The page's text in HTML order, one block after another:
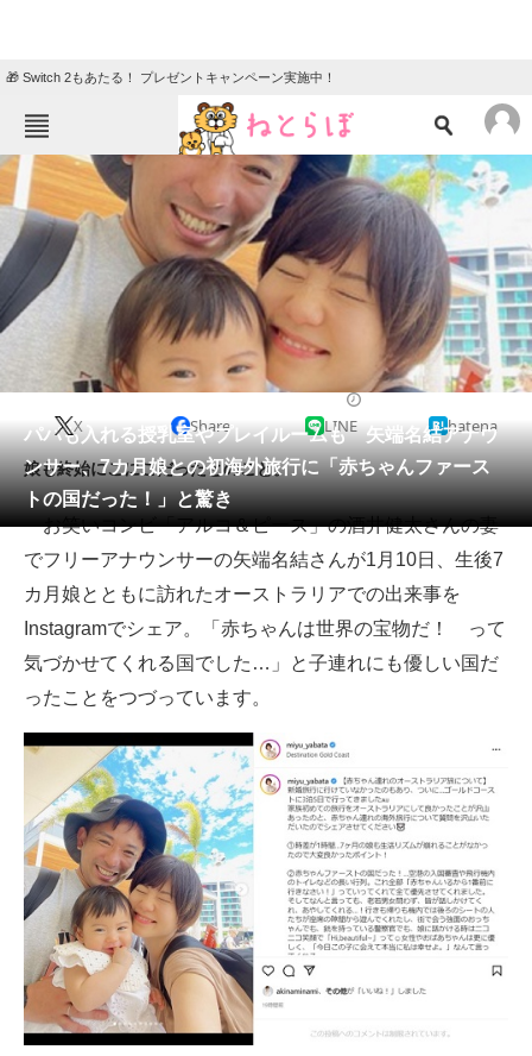
🎁 Switch 2もあたる！ プレゼントキャンペーン実施中！
ねとらぼメニュー
TOP ニュース
エンタメ クイズ
グルメ
教育・育児
リサーチ
会員記事
メディア
注目記事を集めた総合ページ
ITの今と未来を見通す
スマホと通信の最新トレンド
好きが集まる 比べて選べる
ビジネスと働き方のヒント
AI活用のいまが分かる
企業ITのトレンドを詳説
経営リーダーのコミュニティ
マーケ×ITの今がよく分かる
ITエンジニア向け専門サイト
パパも入れる授乳室やプレイルームも 矢端名結アナウ
ンサー、7カ月娘との初海外旅行に「赤ちゃんファース
トの国だった！」と驚き
X Share LINE hatena
娘も終始にこにこだったとのこと。
お笑いコンビ「アルコ＆ピース」の酒井健太さんの妻
でフリーアナウンサーの矢端名結さんが1月10日、生後7
カ月娘とともに訪れたオーストラリアでの出来事を
Instagramでシェア。「赤ちゃんは世界の宝物だ！ って
気づかせてくれる国でした…」と子連れにも優しい国だ
ったことをつづっています。